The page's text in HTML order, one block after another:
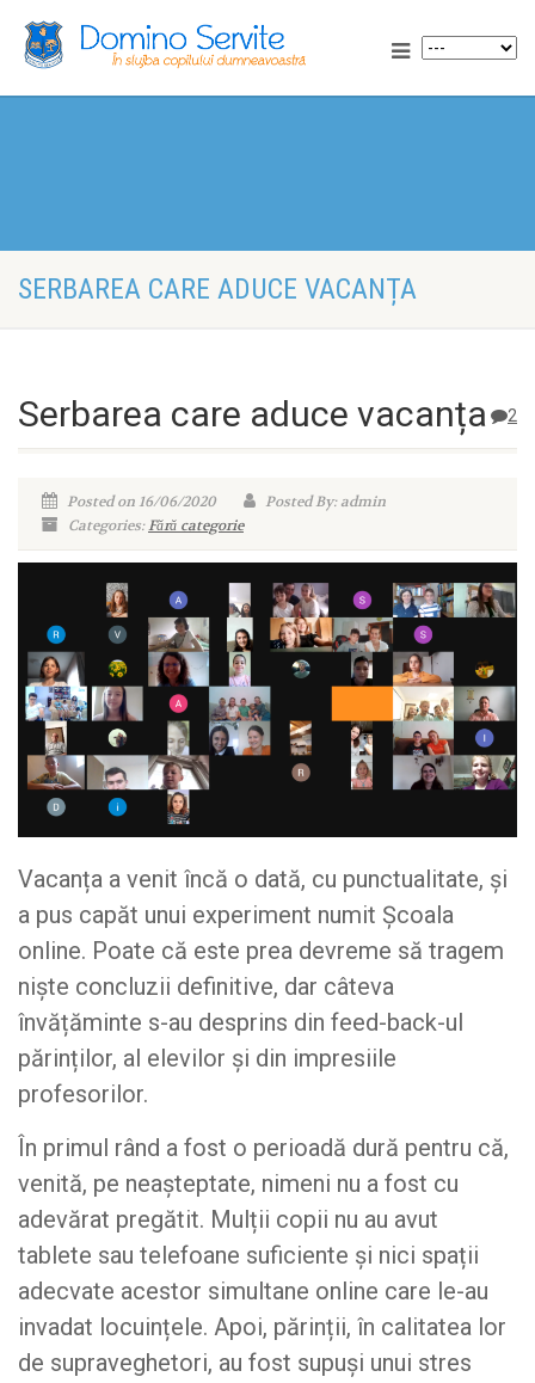
SERBAREA CARE ADUCE VACANȚA
2
Serbarea care aduce vacanța
Posted on 16/06/2020
Posted By: admin
Categories:Fără categorie
Vacanța a venit încă o dată, cu punctualitate, și
a pus capăt unui experiment numit Școala
online. Poate că este prea devreme să tragem
niște concluzii definitive, dar câteva
învățăminte s-au desprins din feed-back-ul
părinților, al elevilor și din impresiile
profesorilor.
În primul rând a fost o perioadă dură pentru că,
venită, pe neașteptate, nimeni nu a fost cu
adevărat pregătit. Mulții copii nu au avut
tablete sau telefoane suficiente și nici spații
adecvate acestor simultane online care le-au
invadat locuințele. Apoi, părinții, în calitatea lor
de supraveghetori, au fost supuși unui stres